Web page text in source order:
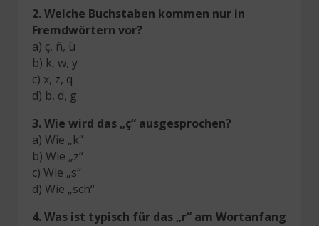
2. Welche Buchstaben kommen nur in
Fremdwörtern vor?
a) ç, ñ, ü
b) k, w, y
c) x, z, q
d) b, d, g
3. Wie wird das „ç“ ausgesprochen?
a) Wie „k“
b) Wie „z“
c) Wie „s“
d) Wie „sch“
4. Was ist typisch für das „r“ am Wortanfang